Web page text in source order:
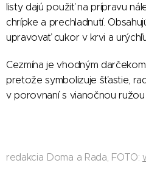
listy dajú použiť na prípravu
chrípke a prechladnutí.
upravovať cukor v krvi a
Cezmína je vhodným
pretože symbolizuje šťastie,
v porovnaní s vianočnou ružou
redakcia Doma a Rada, FOTO: